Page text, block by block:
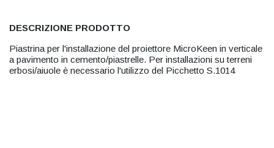
DESCRIZIONE PRODOTTO
Piastrina per l'installazione del proiettore MicroKeen in verticale
a pavimento in cemento/piastrelle. Per installazioni su terreni
erbosi/aiuole è necessario l'utilizzo del Picchetto S.1014